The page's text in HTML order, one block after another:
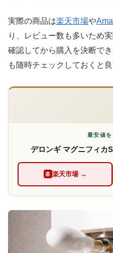
実際の商品は楽天市場や
り、レビュー数も多いため
確認してから購入を決断で
も随時チェックしておくと良
最安値
デロンギ マグニフィカ
楽 楽天市場 →